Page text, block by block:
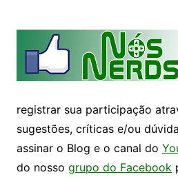
registrar sua participação
sugestões, críticas e/ou
assinar o Blog e o canal do
do nosso grupo do Facebook